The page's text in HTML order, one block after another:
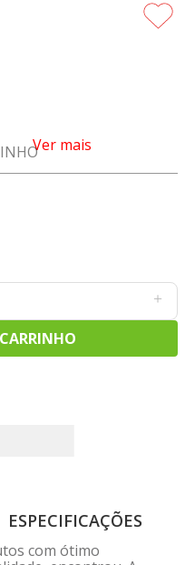
Ver mais
＋
ESPECIFICAÇÕES
com ótimo